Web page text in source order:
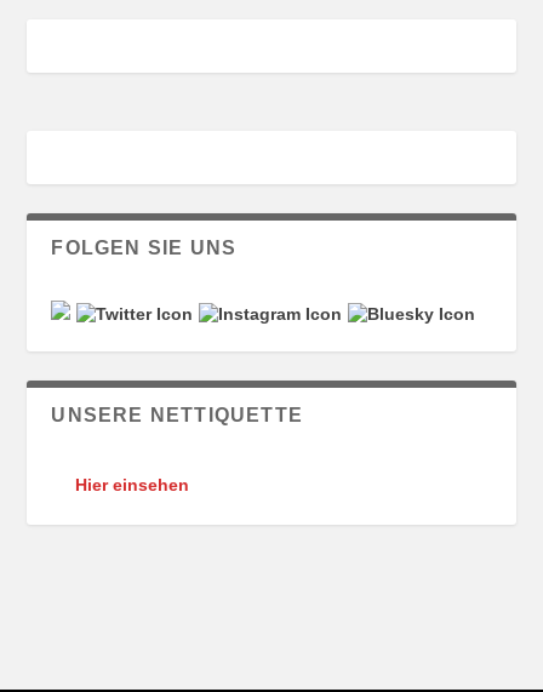
FOLGEN SIE UNS
UNSERE NETTIQUETTE
Hier einsehen